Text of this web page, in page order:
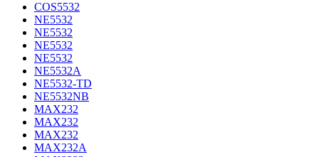
COS5532
NE5532
NE5532
NE5532
NE5532
NE5532A
NE5532-TD
NE5532NB
MAX232
MAX232
MAX232
MAX232A